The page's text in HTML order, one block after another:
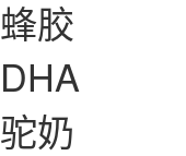
蜂胶
DHA
驼奶